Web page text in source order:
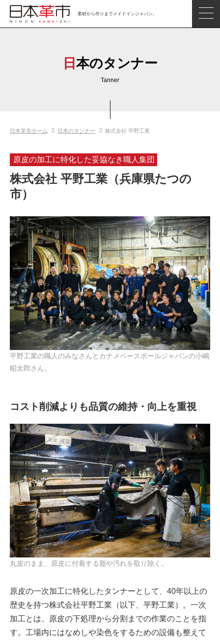
素材から作りまでメイドインジャパン。
革市通信
日本の革の良さを知ろう
お問い合わせ
閲覧したアイテム
日本のタンナー
Tanner
日本革市ホーム 日本のタンナー 株式会社 平野工業
原皮の加工に特化した妥協なき職人集団
株式会社 平野工業（兵庫県たつの
市）
平野工業の職人のみなさんとカナメベースボールジャパンの小嶋
昭太郎さん。
コスト削減よりも品質の維持・向上を重視
丸皮のまま、原皮に付着する脂や汚れを取り除く。
原皮の一次加工に特化したタンナーとして、40年以上の
歴史を持つ株式会社平野工業（以下、平野工業）。一次
加工とは、原皮の下処理から分割までの作業のことを指
す。工場内にはなめしや染色をするための設備も整えて